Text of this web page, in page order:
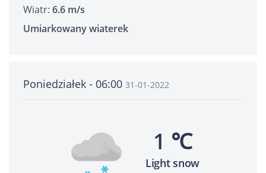
Wiatr: 6.6 m/s
Umiarkowany wiaterek
Poniedziałek - 06:00 31-01-2022
1 ℃
Light snow